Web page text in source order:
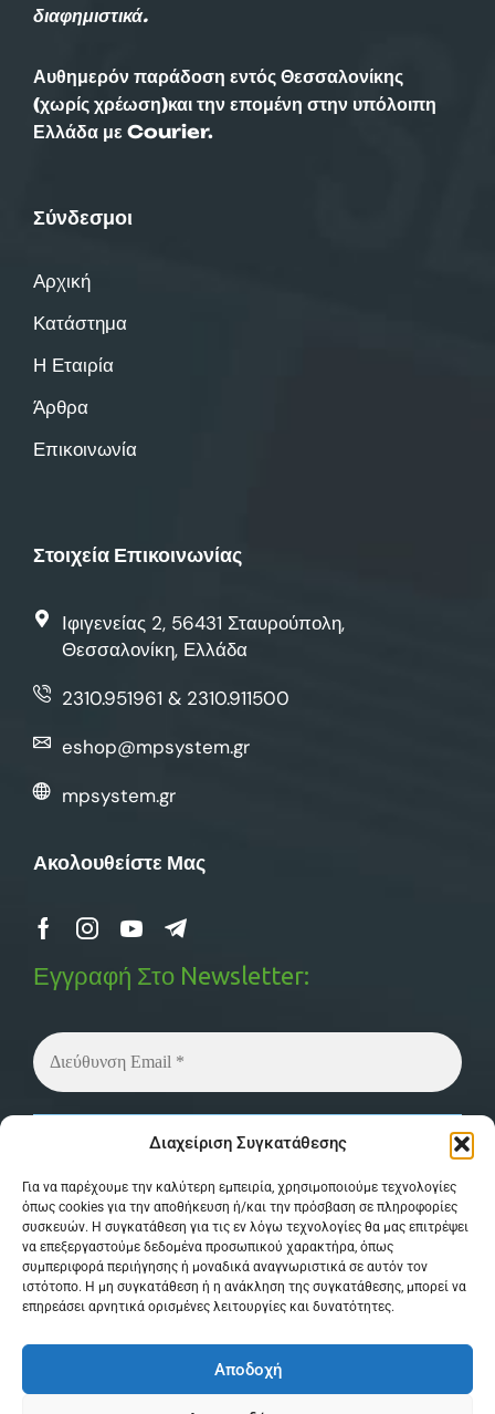
Διαχείριση Συγκατάθεσης
Για να παρέχουμε την καλύτερη εμπειρία, χρησιμοποιούμε τεχνολογίες
όπως cookies για την αποθήκευση ή/και την πρόσβαση σε πληροφορίες
συσκευών. Η συγκατάθεση για τις εν λόγω τεχνολογίες θα μας επιτρέψει
να επεξεργαστούμε δεδομένα προσωπικού χαρακτήρα, όπως
συμπεριφορά περιήγησης ή μοναδικά αναγνωριστικά σε αυτόν τον
ιστότοπο. Η μη συγκατάθεση ή η ανάκληση της συγκατάθεσης, μπορεί να
επηρεάσει αρνητικά ορισμένες λειτουργίες και δυνατότητες.
Αποδοχή
διαφημιστικά.
Αυθημερόν παράδοση εντός Θεσσαλονίκης
(χωρίς χρέωση)και την επομένη στην υπόλοιπη
Ελλάδα με Courier.
Σύνδεσμοι
Αρχική
Κατάστημα
Η Εταιρία
Άρθρα
Επικοινωνία
Στοιχεία Επικοινωνίας
Ιφιγενείας 2, 56431 Σταυρούπολη,
Θεσσαλονίκη, Ελλάδα
2310.951961 & 2310.911500
eshop@mpsystem.gr
mpsystem.gr
Ακολουθείστε Μας
Εγγραφή Στο Newsletter:
μας για περισσότερες λεπτομέρειες.
Reserved . Powered by